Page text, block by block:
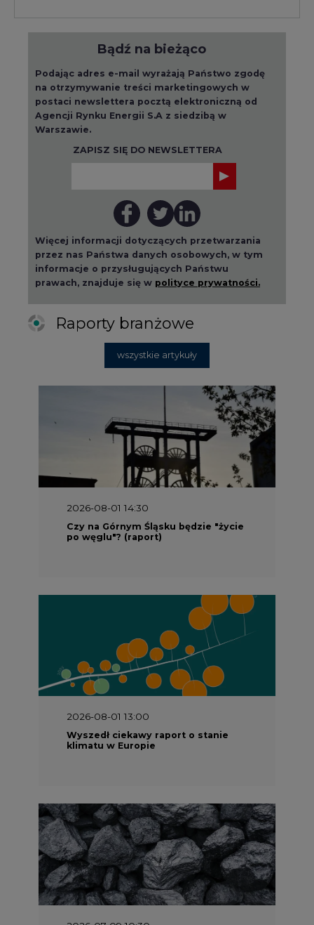
Podając adres e-mail wyrażają Państwo zgodę
na otrzymywanie treści marketingowych w
postaci newslettera pocztą elektroniczną od
Agencji Rynku Energii S.A z siedzibą w
Warszawie.
ZAPISZ SIĘ DO NEWSLETTERA
Więcej informacji dotyczących przetwarzania
informacje o przysługujących Państwu
prawach, znajduje się w polityce prywatności.
Raporty branżowe
2026-08-01 14:30
Czy na Górnym Śląsku będzie "życie
po węglu"? (raport)
2026-08-01 13:00
Wyszedł ciekawy raport o stanie
klimatu w Europie
2026-07-09 10:30
Opublikowano bilans zasobów złóż
kopalin w Polsce według stanu na 31
grudnia 2025 r.